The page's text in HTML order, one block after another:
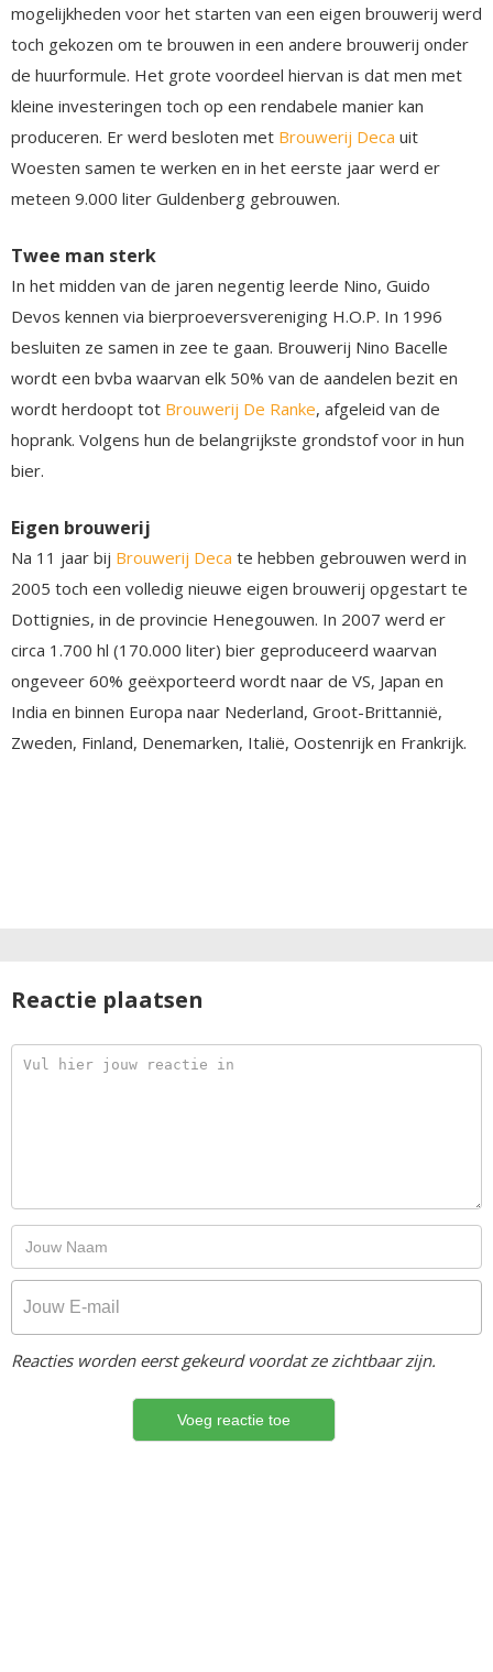
mogelijkheden voor het starten van een eigen brouwerij werd
toch gekozen om te brouwen in een andere brouwerij onder
de huurformule. Het grote voordeel hiervan is dat men met
kleine investeringen toch op een rendabele manier kan
produceren. Er werd besloten met Brouwerij Deca uit
Woesten samen te werken en in het eerste jaar werd er
meteen 9.000 liter Guldenberg gebrouwen.
Twee man sterk
In het midden van de jaren negentig leerde Nino, Guido
Devos kennen via bierproeversvereniging H.O.P. In 1996
besluiten ze samen in zee te gaan. Brouwerij Nino Bacelle
wordt een bvba waarvan elk 50% van de aandelen bezit en
wordt herdoopt tot Brouwerij De Ranke, afgeleid van de
hoprank. Volgens hun de belangrijkste grondstof voor in hun
bier.
Eigen brouwerij
Na 11 jaar bij Brouwerij Deca te hebben gebrouwen werd in
2005 toch een volledig nieuwe eigen brouwerij opgestart te
Dottignies, in de provincie Henegouwen. In 2007 werd er
circa 1.700 hl (170.000 liter) bier geproduceerd waarvan
ongeveer 60% geëxporteerd wordt naar de VS, Japan en
India en binnen Europa naar Nederland, Groot-Brittannië,
Zweden, Finland, Denemarken, Italië, Oostenrijk en Frankrijk.
Reactie plaatsen
Reacties worden eerst gekeurd voordat ze zichtbaar zijn.